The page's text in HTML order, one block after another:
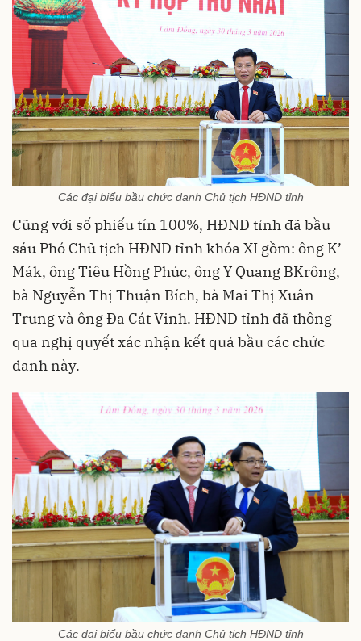
Các đại biểu bầu chức danh Chủ tịch HĐND tỉnh
Cũng với số phiếu tín 100%, HĐND tỉnh đã bầu
sáu Phó Chủ tịch HĐND tỉnh khóa XI gồm: ông K’
Mák, ông Tiêu Hồng Phúc, ông Y Quang BKrông,
bà Nguyễn Thị Thuận Bích, bà Mai Thị Xuân
Trung và ông Đa Cát Vinh. HĐND tỉnh đã thông
qua nghị quyết xác nhận kết quả bầu các chức
danh này.
Các đại biểu bầu chức danh Chủ tịch HĐND tỉnh